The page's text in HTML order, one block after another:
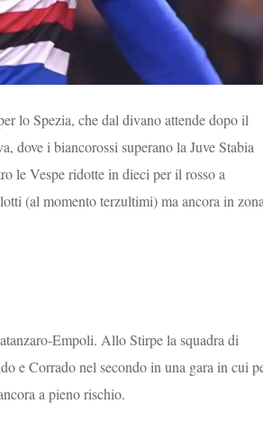
lo Spezia, che dal divano attende dopo il
dove i biancorossi superano la Juve Stabia
le Vespe ridotte in dieci per il rosso a
(al momento terzultimi) ma ancora in zona
Empoli. Allo Stirpe la squadra di
e Corrado nel secondo in una gara in cui
a pieno rischio.